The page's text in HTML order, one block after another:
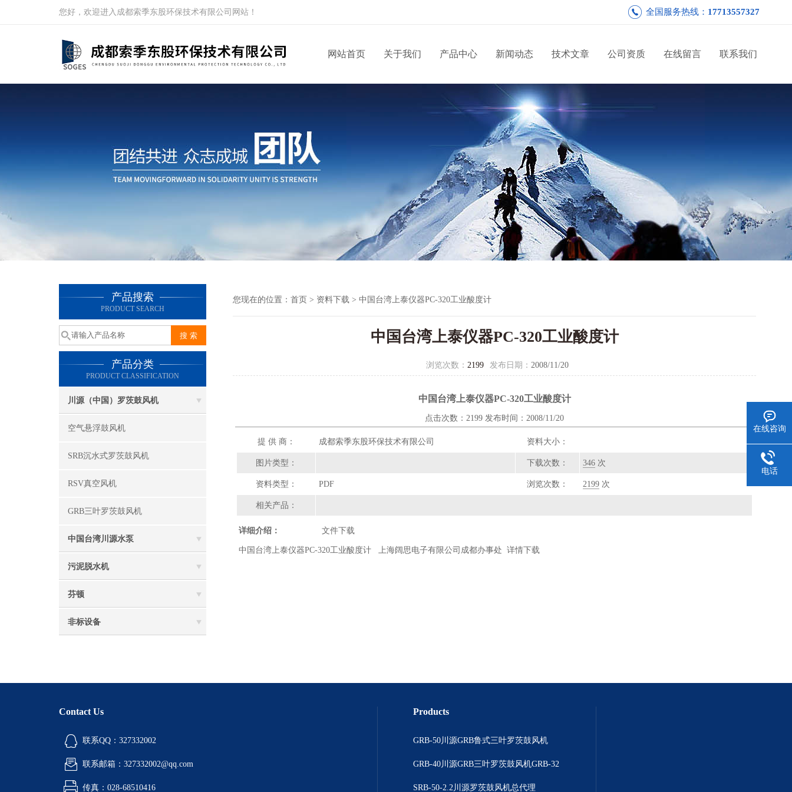
您好，欢迎进入成都索季东股环保技术有限公司网站！ 全国服务热线： 17713557327
网站首页 关于我们 产品中心 新闻动态 技术文章 公司资质 在线留言 联系我们
产品搜索
PRODUCT SEARCH
产品分类
PRODUCT CLASSIFICATION
川源（中国）罗茨鼓风机
空气悬浮鼓风机
SRB沉水式罗茨鼓风机
RSV真空风机
GRB三叶罗茨鼓风机
中国台湾川源水泵
污泥脱水机
芬顿
非标设备
您现在的位置： 首页 > 资料下载 > 中国台湾上泰仪器PC-320工业酸度计
中国台湾上泰仪器PC-320工业酸度计
浏览次数： 2199 发布日期： 2008/11/20
中国台湾上泰仪器PC-320工业酸度计
点击次数：2199 发布时间：2008/11/20
提 供 商： 成都索季东股环保技术有限公司 资料大小：
图片类型： 下载次数： 346 次
资料类型： PDF 浏览次数： 2199 次
相关产品：
详细介绍： 文件下载
中国台湾上泰仪器PC-320工业酸度计 上海阔思电子有限公司成都办事处 详情下载
Contact Us
联系QQ：327332002
联系邮箱：327332002@qq.com
传真：028-68510416
Products
GRB-50川源GRB鲁式三叶罗茨鼓风机
GRB-40川源GRB三叶罗茨鼓风机GRB-32
SRB-50-2.2川源罗茨鼓风机总代理
在线咨询
电话